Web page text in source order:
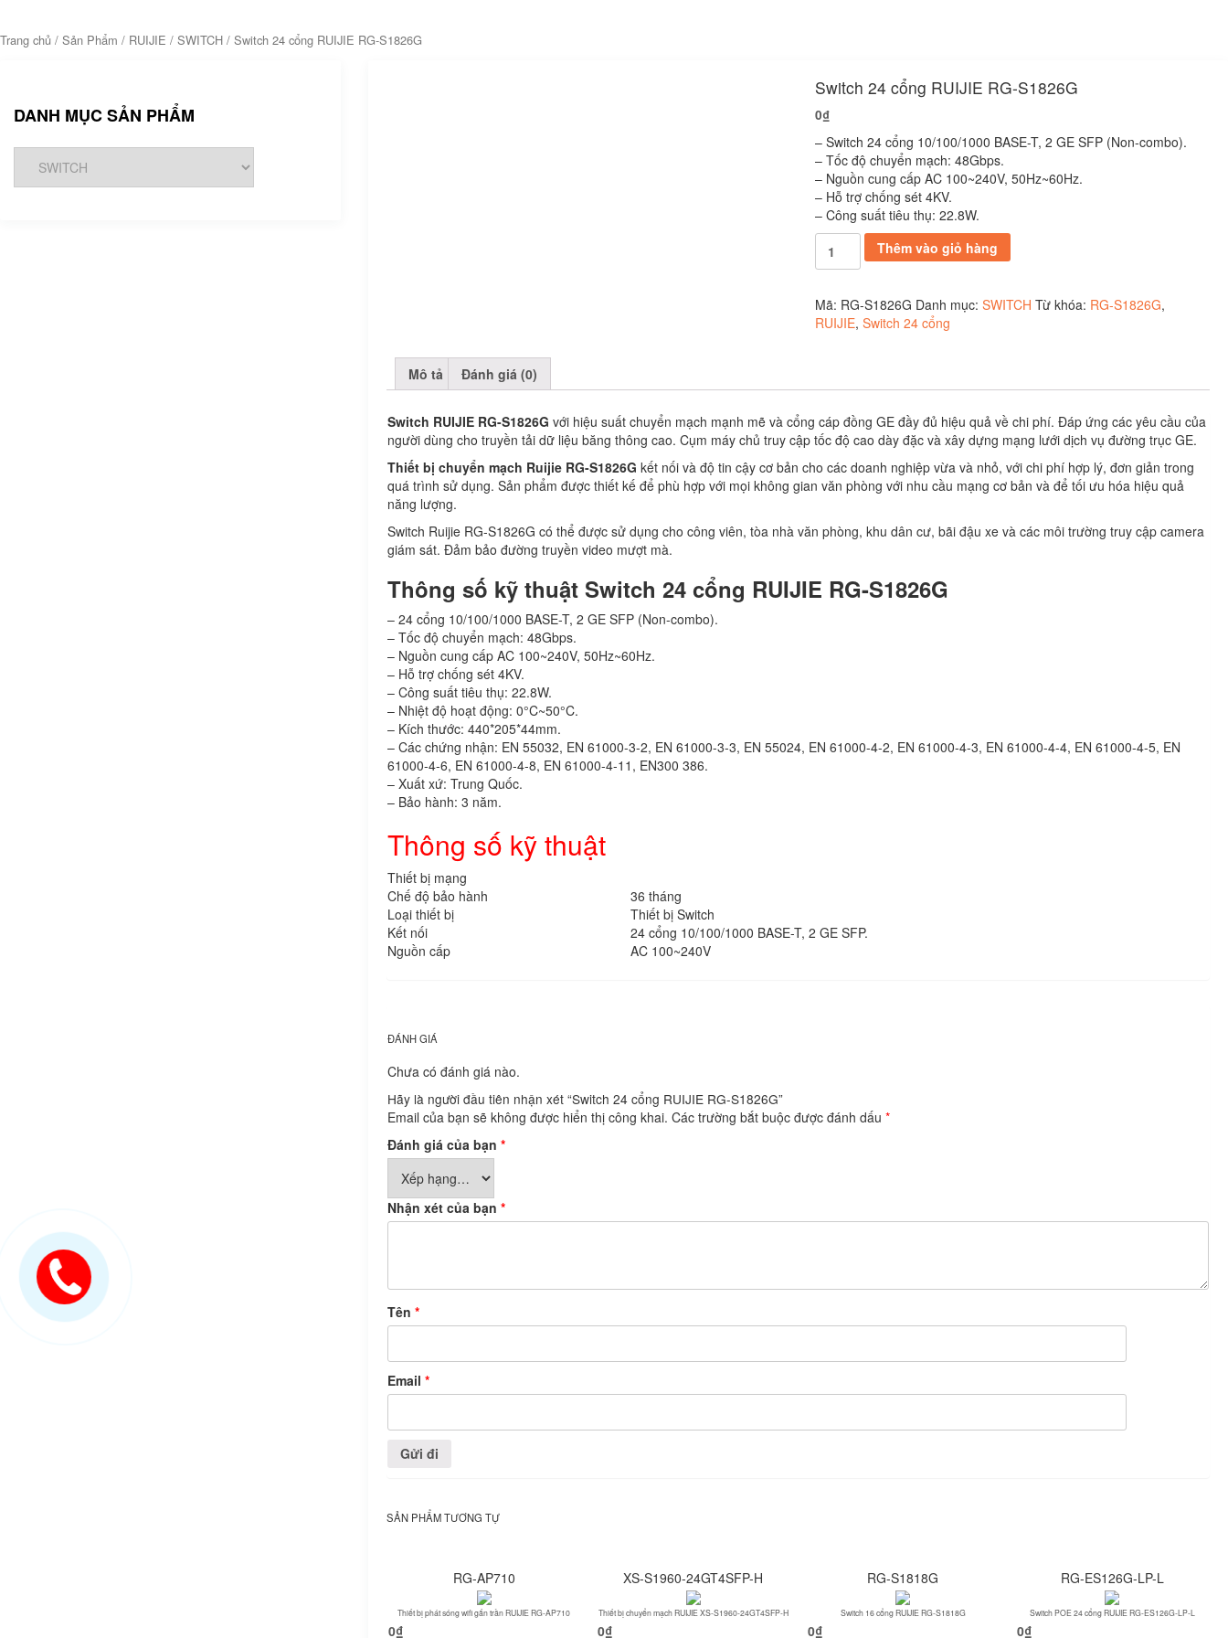
Trang chủ / Sản Phẩm / RUIJIE / SWITCH / Switch 24 cổng RUIJIE RG-S1826G
Switch 24 cổng RUIJIE RG-S1826G
0₫
– Switch 24 cổng 10/100/1000 BASE-T, 2 GE SFP (Non-combo).
– Tốc độ chuyển mạch: 48Gbps.
– Nguồn cung cấp AC 100~240V, 50Hz~60Hz.
– Hỗ trợ chống sét 4KV.
– Công suất tiêu thụ: 22.8W.
Switch
RUIJIE
RG-
S1826G
Thêm vào giỏ hàng
Mã: RG-S1826G Danh mục: SWITCH Từ khóa: RG-S1826G,
RUIJIE, Switch 24 cổng
Mô tả Đánh giá (0)
Switch RUIJIE RG-S1826G với hiệu suất chuyển mạch mạnh mẽ và cổng cáp đồng GE đầy đủ hiệu quả về chi phí. Đáp ứng các yêu cầu của
người dùng cho truyền tải dữ liệu băng thông cao. Cụm máy chủ truy cập tốc độ cao dày đặc và xây dựng mạng lưới dịch vụ đường trục GE.
Thiết bị chuyển mạch Ruijie RG-S1826G kết nối và độ tin cậy cơ bản cho các doanh nghiệp vừa và nhỏ, với chi phí hợp lý, đơn giản trong
quá trình sử dụng. Sản phẩm được thiết kế để phù hợp với mọi không gian văn phòng với nhu cầu mạng cơ bản và để tối ưu hóa hiệu quả
năng lượng.
Switch Ruijie RG-S1826G có thể được sử dụng cho công viên, tòa nhà văn phòng, khu dân cư, bãi đậu xe và các môi trường truy cập camera
giám sát. Đảm bảo đường truyền video mượt mà.
Thông số kỹ thuật Switch 24 cổng RUIJIE RG-S1826G
– 24 cổng 10/100/1000 BASE-T, 2 GE SFP (Non-combo).
– Tốc độ chuyển mạch: 48Gbps.
– Nguồn cung cấp AC 100~240V, 50Hz~60Hz.
– Hỗ trợ chống sét 4KV.
– Công suất tiêu thụ: 22.8W.
– Nhiệt độ hoạt động: 0°C~50°C.
– Kích thước: 440*205*44mm.
– Các chứng nhận: EN 55032, EN 61000-3-2, EN 61000-3-3, EN 55024, EN 61000-4-2, EN 61000-4-3, EN 61000-4-4, EN 61000-4-5, EN
61000-4-6, EN 61000-4-8, EN 61000-4-11, EN300 386.
– Xuất xứ: Trung Quốc.
– Bảo hành: 3 năm.
Thông số kỹ thuật
Thiết bị mạng
Chế độ bảo hành
36 tháng
Loại thiết bị
Thiết bị Switch
Kết nối
24 cổng 10/100/1000 BASE-T, 2 GE SFP.
Nguồn cấp
AC 100~240V
ĐÁNH GIÁ
Chưa có đánh giá nào.
Hãy là người đầu tiên nhận xét “Switch 24 cổng RUIJIE RG-S1826G”
Email của bạn sẽ không được hiển thị công khai. Các trường bắt buộc được đánh dấu*
Đánh giá của bạn*
Nhận xét của bạn*
Tên*
Email*
SẢN PHẨM TƯƠNG TỰ
RG-AP710
Thiết bị phát sóng wifi gắn trần RUIJIE RG-AP710
0₫
XS-S1960-24GT4SFP-H
Thiết bị chuyển mạch RUIJIE XS-S1960-24GT4SFP-H
0₫
RG-S1818G
Switch 16 cổng RUIJIE RG-S1818G
0₫
RG-ES126G-LP-L
Switch POE 24 cổng RUIJIE RG-ES126G-LP-L
0₫
DANH MỤC SẢN PHẨM